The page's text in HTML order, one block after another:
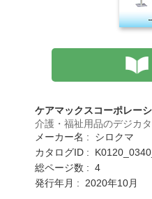
ケアマックスコーポレー
介護・福祉用品のデジカタ
メーカー名 : シロクマ
カタログID :
総ページ数 : 4
発行年月 : 2020年10月